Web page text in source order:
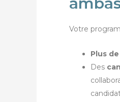
Votre
Plus
Des